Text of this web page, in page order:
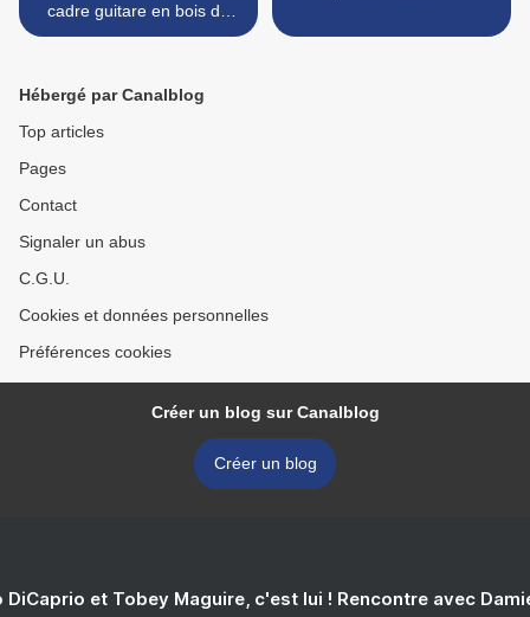
cadre guitare en bois de
palette
Hébergé par Canalblog
Top articles
Pages
Contact
Signaler un abus
C.G.U.
Cookies et données personnelles
Préférences cookies
Créer un blog sur Canalblog
Créer un blog
DiCaprio et Tobey Maguire, c'est lui ! Rencontre avec